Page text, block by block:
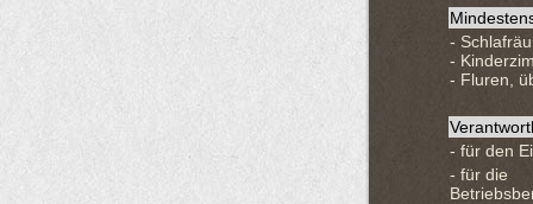
-
-
- Fluren,
- für den
- für die